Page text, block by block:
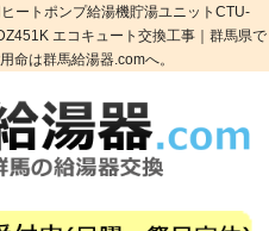
ートポンプ給湯機貯湯ユニットCTU-
エコキュート交換工事｜群馬県で
命は群馬給湯器.comへ。